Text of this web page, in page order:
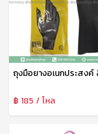
฿ 185 / โหล